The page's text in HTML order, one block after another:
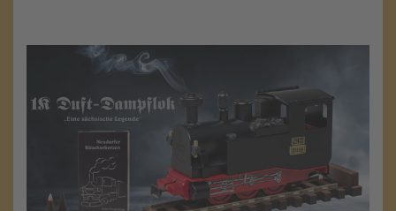
powered by
Management Platform& eRecht24